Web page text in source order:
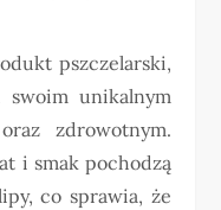
pszczelarski,
swoim unikalnym
zdrowotnym.
i smak pochodzą
co sprawia, że